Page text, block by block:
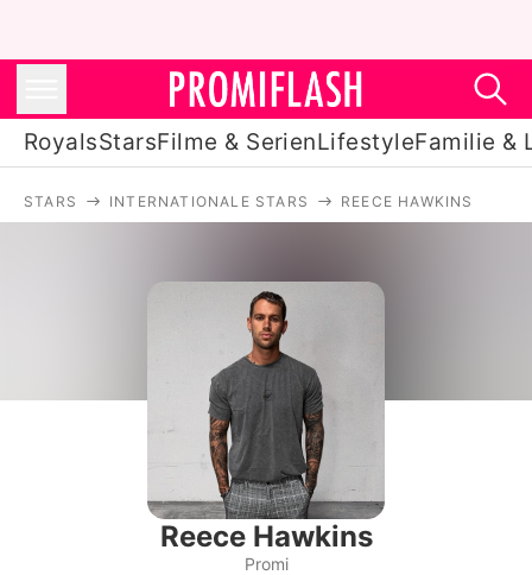
RoyalsStarsFilme & SerienLifestyleFamilie &
Filme & Serien
Lifestyle
Familie & Liebe
Promiflash Exklusiv
Alle Themen auf Promiflash
STARS INTERNATIONALE STARS REECE HAWKINS
Reece Hawkins
Promi